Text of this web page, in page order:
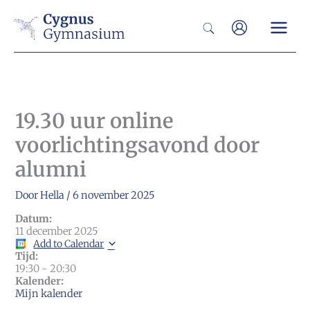
naar
Zoeken
19.30 uur online
voorlichtingsavond door
alumni
DoorHella /6 november 2025
Datum:
11 december 2025
Add to Calendar
Tijd:
19:30 -20:30
Kalender:
Mijn kalender